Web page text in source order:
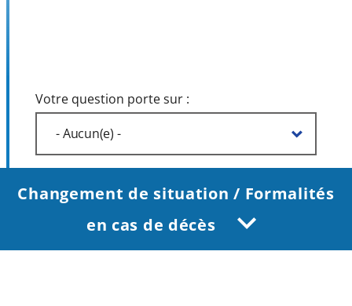
Votre question porte sur :
Changement de situation / Formalités
en cas de décès